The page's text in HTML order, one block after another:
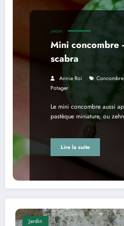
JARDIN
Mini concombre
scabra
Annie Roi Concombre
Potager
Le mini concombre aussi
pastèque miniature, ou
Lire la suite
Jardin